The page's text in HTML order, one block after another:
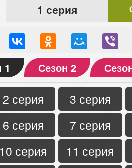
1 серия
1 Сезон 2
2 серия
3 серия
6 серия
7 серия
10 серия
11 серия